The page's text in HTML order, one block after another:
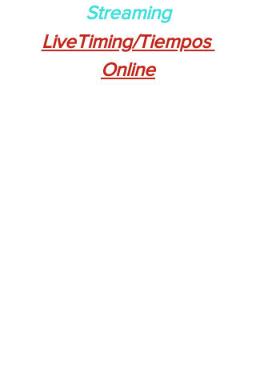
Streaming
LiveTiming/Tiempos
Online